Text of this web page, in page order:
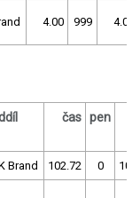
4.00 999 4.00
čas pen
Brand 102.72 0